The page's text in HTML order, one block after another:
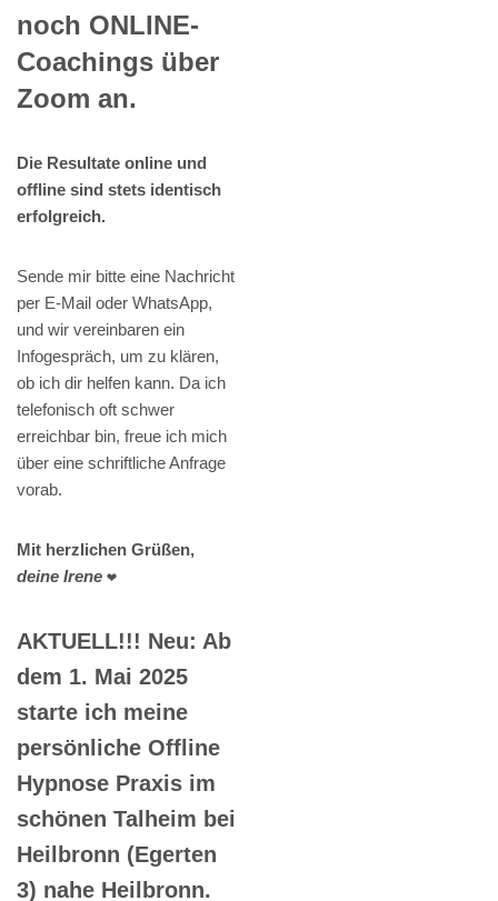
noch ONLINE-
Coachings über
Zoom an.
Die Resultate online und
offline sind stets identisch
erfolgreich.
Sende mir bitte eine Nachricht
per E-Mail oder WhatsApp,
und wir vereinbaren ein
Infogespräch, um zu klären,
ob ich dir helfen kann. Da ich
telefonisch oft schwer
erreichbar bin, freue ich mich
über eine schriftliche Anfrage
vorab.
Mit herzlichen Grüßen,
deine Irene ❤️
AKTUELL!!! Neu: Ab
dem 1. Mai 2025
starte ich meine
persönliche Offline
Hypnose Praxis im
schönen Talheim bei
Heilbronn (Egerten
3) nahe Heilbronn.